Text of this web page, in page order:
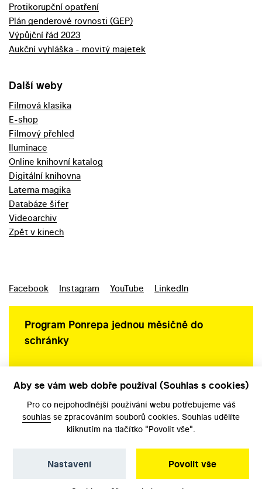
Protikorupční opatření
Plán genderové rovnosti (GEP)
Výpůjční řád 2023
Aukční vyhláška - movitý majetek
Další weby
Filmová klasika
E-shop
Filmový přehled
Iluminace
Online knihovní katalog
Digitální knihovna
Laterna magika
Databáze šifer
Videoarchiv
Zpět v kinech
Facebook Instagram YouTube LinkedIn
Program Ponrepa jednou měsíčně do
schránky
Aby se vám web dobře používal (Souhlas s cookies)
Pro co nejpohodlnější používání webu potřebujeme váš
souhlas se zpracováním souborů cookies. Souhlas udělíte
kliknutím na tlačítko "Povolit vše".
Povolit vše
Nastavení